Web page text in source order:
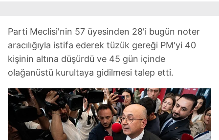
Parti Meclisi'nin 57 üyesinden 28'i bugün noter
aracılığıyla istifa ederek tüzük gereği PM'yi 40
kişinin altına düşürdü ve 45 gün içinde
olağanüstü kurultaya gidilmesi talep etti.